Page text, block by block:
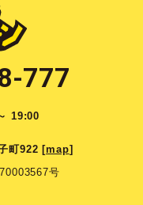
777
19:00
町922 [map]
号